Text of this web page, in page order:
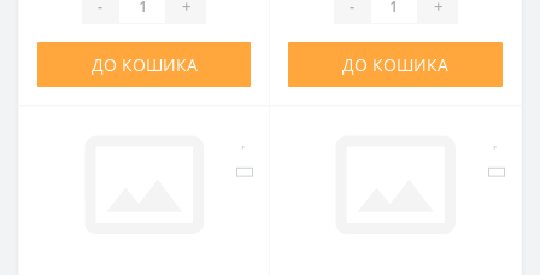
- +
ДО КОШИКА
- +
ДО КОШИКА